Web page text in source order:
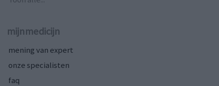
mijnmedicijn
mening van expert
onze specialisten
faq